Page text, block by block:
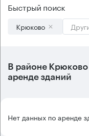
Быстрый поиск
Крюково
В районе Крюково
аренде зданий
Нет данных по аренде